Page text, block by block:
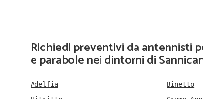
Richiedi preventivi da antennisti
e parabole nei dintorni di
Adelfia Binetto